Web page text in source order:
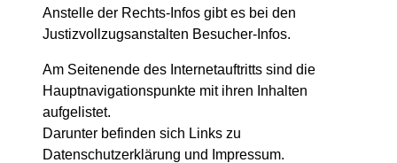
Anstelle der Rechts-Infos gibt es bei den
Justizvollzugsanstalten Besucher-Infos.
Am Seitenende des Internetauftritts sind die
Hauptnavigationspunkte mit ihren Inhalten
aufgelistet.
Darunter befinden sich Links zu
Datenschutzerklärung und Impressum.